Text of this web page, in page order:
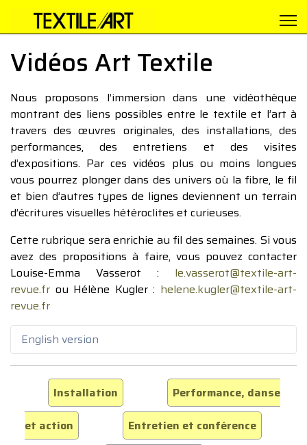
Vidéos Art Textile
Nous proposons l’immersion dans une vidéothèque
montrant des liens possibles entre le textile et l’art à
travers des œuvres originales, des installations, des
performances, des entretiens et des visites
d’expositions. Par ces vidéos plus ou moins longues
vous pourrez plonger dans des univers où la fibre, le fil
et bien d’autres types de lignes deviennent un terrain
d’écritures visuelles hétéroclites et curieuses.
Cette rubrique sera enrichie au fil des semaines. Si vous
avez des propositions à faire, vous pouvez contacter
Louise-Emma Vasserot : le.vasserot@textile-art-
revue.fr ou Hélène Kugler : helene.kugler@textile-art-
revue.fr
English version
Installation
Performance, danse
et action
Entretien et conférence